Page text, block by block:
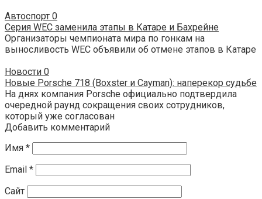
Автоспорт 0
Серия WEC заменила этапы в Катаре и Бахрейне
Организаторы чемпионата мира по гонкам на
выносливость WEC объявили об отмене этапов в Катаре
Новости 0
Новые Porsche 718 (Boxster и Cayman): наперекор судьбе
На днях компания Porsche официально подтвердила
очередной раунд сокращения своих сотрудников,
который уже согласован
Добавить комментарий
Имя *
Email *
Сайт